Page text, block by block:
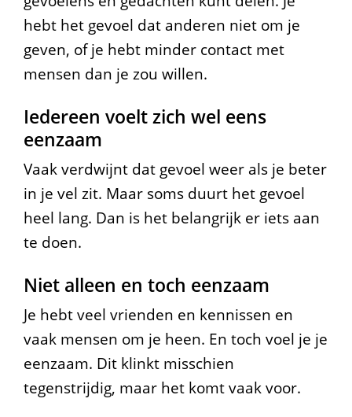
hebt het gevoel dat anderen niet om je
geven, of je hebt minder contact met
mensen dan je zou willen.
Iedereen voelt zich wel eens
eenzaam
Vaak verdwijnt dat gevoel weer als je beter
in je vel zit. Maar soms duurt het gevoel
heel lang. Dan is het belangrijk er iets aan
te doen.
Niet alleen en toch eenzaam
Je hebt veel vrienden en kennissen en
vaak mensen om je heen. En toch voel je je
eenzaam. Dit klinkt misschien
tegenstrijdig, maar het komt vaak voor.